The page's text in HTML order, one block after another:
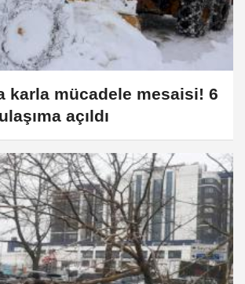
karla mücadele mesaisi! 6
açıldı